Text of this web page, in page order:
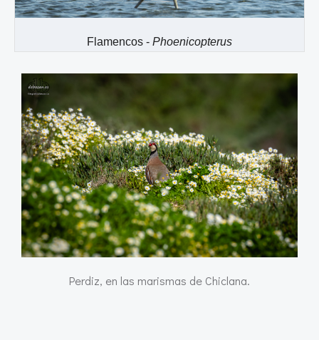
Flamencos - Phoenicopterus
Perdiz, en las marismas de Chiclana.